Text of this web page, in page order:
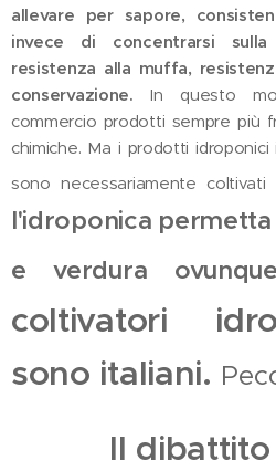
allevare per sapore,
invece di concentrarsi
resistenza alla muffa,
conservazione. In questo
commercio prodotti sempre più
chimiche. Ma i prodotti
sono necessariamente
l'idroponica
e verdura
coltivatori
sono italiani.
Il